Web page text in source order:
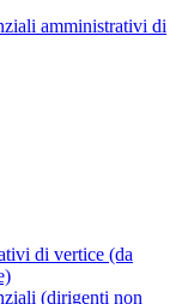
amministrativi di
di vertice (da
(dirigenti non